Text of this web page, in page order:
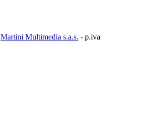
Martini Multimedia s.a.s. - p.iva